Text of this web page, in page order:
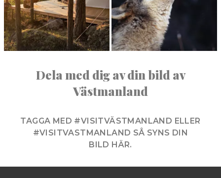
Dela med dig av din bild av
Västmanland
TAG­GA MED #VIS­ITVÄST­MAN­LAND ELLER
#VIS­IT­VAST­MAN­LAND SÅ SYNS DIN
BILD HÄR.